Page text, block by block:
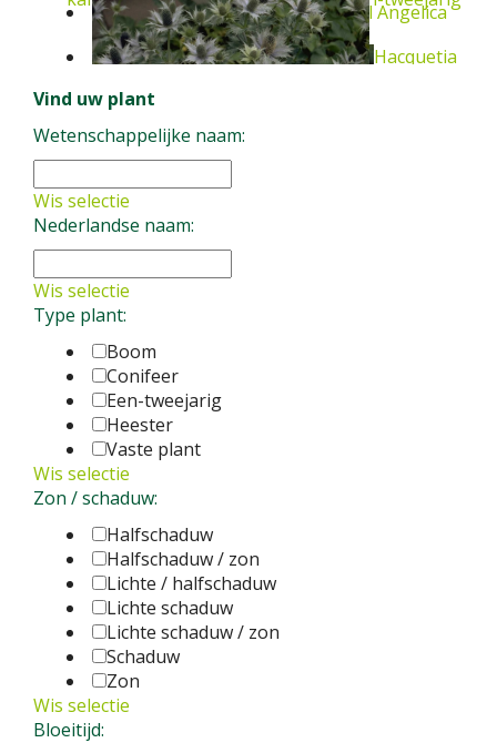
Angelica gigas
Grote engelwortel Angelica
archangelica
Hacquetia
Hacquetia epipactis
Eryngium giganteum
Vind uw plant
Wetenschappelijke naam:
Wis selectie
Nederlandse naam:
Wis selectie
Type plant:
Boom
Conifeer
Een-tweejarig
Heester
Vaste plant
Wis selectie
Zon / schaduw:
Halfschaduw
Halfschaduw / zon
Lichte / halfschaduw
Lichte schaduw
Lichte schaduw / zon
Schaduw
Zon
Wis selectie
Bloeitijd: